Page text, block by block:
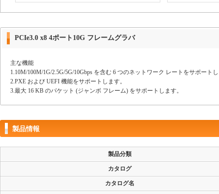
PCIe3.0 x8 4ポート10G フレームグラバ
主な機能
1.10M/100M/1G/2.5G/5G/10Gbps を含む 6 つのネットワーク レートをサポート
2.PXE および UEFI 機能をサポートします。
3.最大 16 KB のパケット (ジャンボ フレーム) をサポートします。
製品情報
製品分類
カタログ
カタログ名